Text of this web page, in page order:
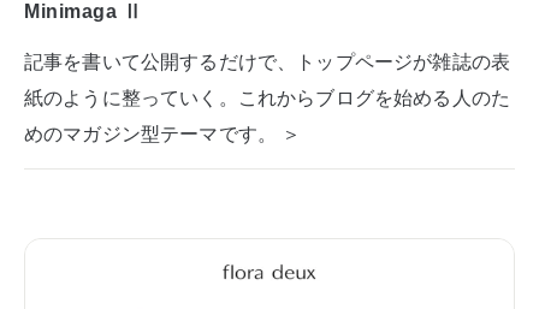
Minimaga Ⅱ
記事を書いて公開するだけで、トップページが雑誌の表
紙のように整っていく。これからブログを始める人のた
めのマガジン型テーマです。 ＞